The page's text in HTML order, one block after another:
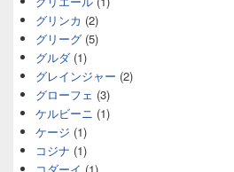
グリンカ (2)
グリーグ (5)
グルダ (1)
グレインジャー (2)
グローフェ (3)
ケルビーニ (1)
ケージ (1)
コジナ (1)